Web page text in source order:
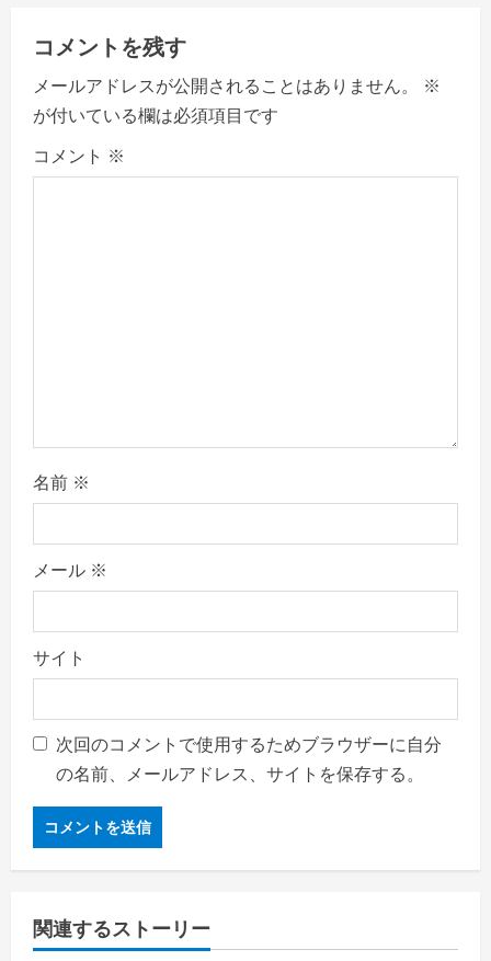
i
g
a
コメントを残す
メールアドレスが公開されることはありません。
※
が付いている欄は必須項目です
コメント ※
名前 ※
メール ※
サイト
次回のコメントで使用するためブラウザーに自分
の名前、メールアドレス、サイトを保存する。
関連するストーリー